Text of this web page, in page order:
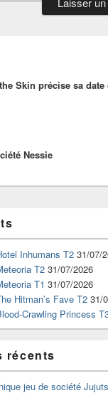
:
Skin précise sa
Nessie
Inhumans T2 31/07/
T2 31/07/2026
T1 31/07/2026
Hitman’s Fave T2 31/
Crawling Princess
récents
jeu de société